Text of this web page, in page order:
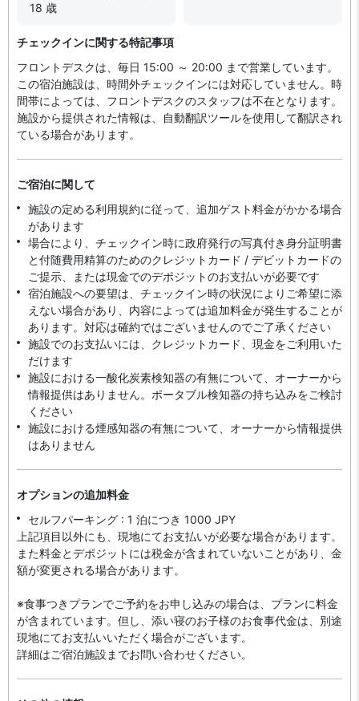
18 歳
チェックインに関する特記事項
フロントデスクは、毎日 15:00 ～ 20:00 まで営業しています。
この宿泊施設は、時間外チェックインには対応していません。時
間帯によっては、フロントデスクのスタッフは不在となります。
施設から提供された情報は、自動翻訳ツールを使用して翻訳され
ている場合があります。
ご宿泊に関して
施設の定める利用規約に従って、追加ゲスト料金がかかる場合
があります
場合により、チェックイン時に政府発行の写真付き身分証明書
と付随費用精算のためのクレジットカード / デビットカードの
ご提示、または現金でのデポジットのお支払いが必要です
宿泊施設への要望は、チェックイン時の状況によりご希望に添
えない場合があり、内容によっては追加料金が発生することが
あります。対応は確約ではございませんのでご了承ください
施設でのお支払いには、クレジットカード、現金をご利用いた
だけます
施設における一酸化炭素検知器の有無について、オーナーから
情報提供はありません。ポータブル検知器の持ち込みをご検討
ください
施設における煙感知器の有無について、オーナーから情報提供
はありません
オプションの追加料金
セルフパーキング : 1 泊につき 1000 JPY
上記項目以外にも、現地にてお支払いが必要な場合があります。
また料金とデポジットには税金が含まれていないことがあり、金
額が変更される場合があります。
※食事つきプランでご予約をお申し込みの場合は、プランに料金
が含まれています。但し、添い寝のお子様のお食事代金は、別途
現地にてお支払いいただく場合がございます。
詳細はご宿泊施設までお問い合わせください。